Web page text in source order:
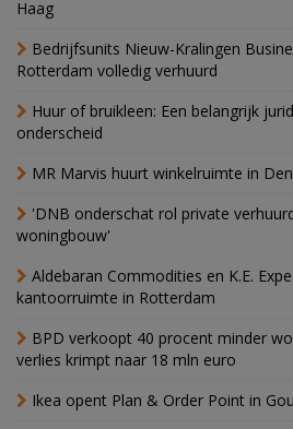
Haag
Bedrijfsunits Nieuw-Kralingen
Rotterdam volledig verhuurd
Huur of bruikleen: Een belangrijk
onderscheid
MR Marvis huurt winkelruimte in
'DNB onderschat rol private
woningbouw'
Aldebaran Commodities en K.E.
kantoorruimte in Rotterdam
BPD verkoopt 40 procent minder
verlies krimpt naar 18 mln euro
Ikea opent Plan & Order Point in